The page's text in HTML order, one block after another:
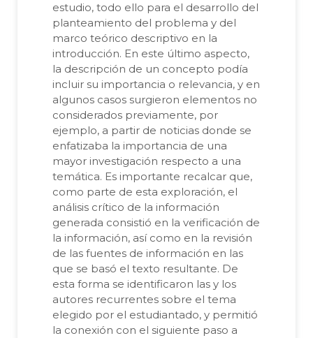
estudio, todo ello para el desarrollo del
planteamiento del problema y del
marco teórico descriptivo en la
introducción. En este último aspecto,
la descripción de un concepto podía
incluir su importancia o relevancia, y en
algunos casos surgieron elementos no
considerados previamente, por
ejemplo, a partir de noticias donde se
enfatizaba la importancia de una
mayor investigación respecto a una
temática. Es importante recalcar que,
como parte de esta exploración, el
análisis crítico de la información
generada consistió en la verificación de
la información, así como en la revisión
de las fuentes de información en las
que se basó el texto resultante. De
esta forma se identificaron las y los
autores recurrentes sobre el tema
elegido por el estudiantado, y permitió
la conexión con el siguiente paso a